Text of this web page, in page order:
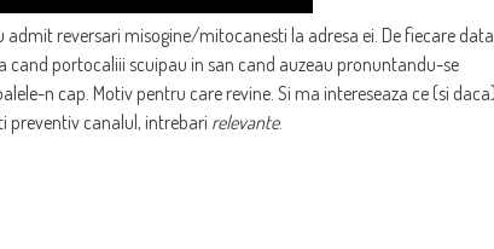
reversari misogine/mitocanesti la adresa ei. De fiecare data
portocaliii scuipau in san cand auzeau pronuntandu-se
n cap. Motiv pentru care revine. Si ma intereseaza ce (si
preventiv canalul, intrebari relevante.